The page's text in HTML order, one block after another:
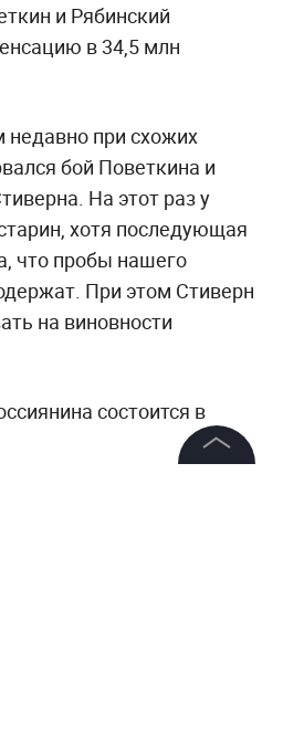
и Рябинский
в 34,5 млн
при схожих
бой Поветкина и
На этот раз у
хотя последующая
что пробы нашего
При этом Стиверн
на виновности
состоится в